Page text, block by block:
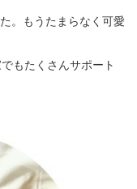
。もうたまらなく可愛
もたくさんサポート